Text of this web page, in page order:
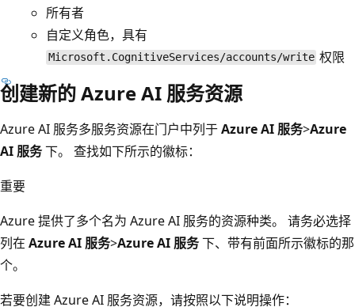
所有者
自定义角色，具有
Microsoft.CognitiveServices/accounts/write 权限
创建新的 Azure AI 服务资源
Azure AI 服务多服务资源在门户中列于Azure AI 服务>Azure
AI 服务下。 查找如下所示的徽标：
重要
Azure 提供了多个名为 Azure AI 服务的资源种类。 请务必选择
列在 Azure AI 服务>Azure AI 服务下、带有前面所示徽标的那
个。
若要创建 Azure AI 服务资源，请按照以下说明操作：